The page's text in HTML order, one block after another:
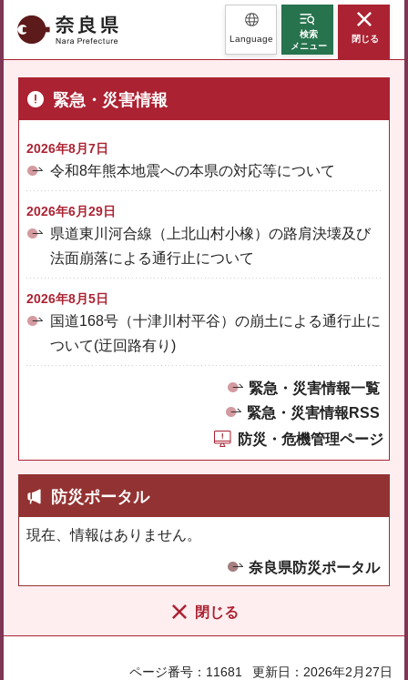
奈良県 Language
検索
メニュー
閉じる
緊急・災害情報
2026年8月7日
令和8年熊本地震への本県の対応等について
2026年6月29日
県道東川河合線（上北山村小橡）の路肩決壊及び
法面崩落による通行止について
2026年8月5日
国道168号（十津川村平谷）の崩土による通行止に
ついて(迂回路有り)
緊急・災害情報一覧
緊急・災害情報RSS
防災・危機管理ページ
防災ポータル
現在、情報はありません。
奈良県防災ポータル
閉じる
ページ番号：11681 更新日：2026年2月27日